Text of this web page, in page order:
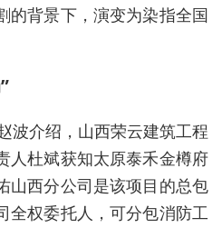
的背景下，演变为染指全国
波介绍，山西荣云建筑工程
人杜斌获知太原泰禾金樽府
山西分公司是该项目的总包
全权委托人，可分包消防工